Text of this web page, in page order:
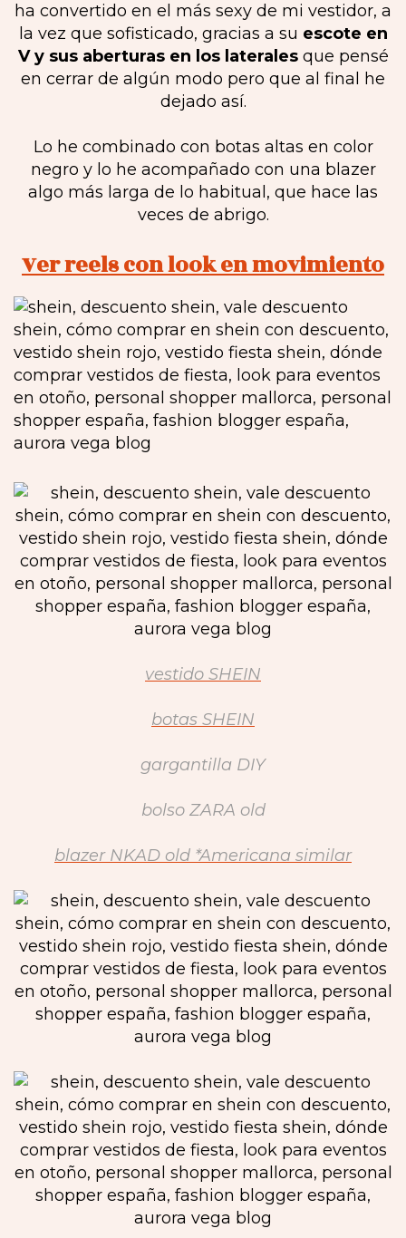
ha convertido en el más sexy de mi vestidor, a
la vez que sofisticado, gracias a su escote en
V y sus aberturas en los lateralesque pensé
en cerrar de algún modo pero que al final he
dejado así.
Lo he combinado con botas altas en color
negro y lo he acompañado con una blazer
algo más larga de lo habitual, que hace las
veces de abrigo.
Ver reels con look en movimiento
vestido SHEIN
botas SHEIN
gargantilla DIY
bolso ZARA old
blazer NKAD old *Americana similar